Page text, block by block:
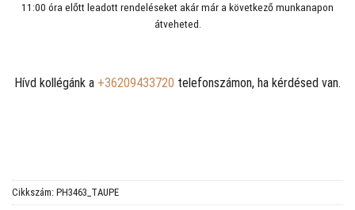
11:00 óra előtt leadott rendeléseket akár már a következő munkanapon
átveheted.
Hívd kollégánk a +36209433720 telefonszámon, ha kérdésed van.
Cikkszám: PH3463_TAUPE